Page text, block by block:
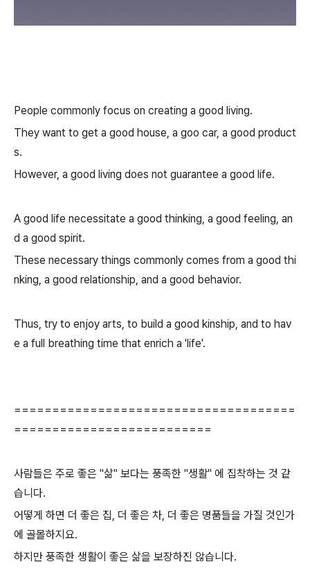
People commonly focus on creating a good living.
They want to get a good house, a goo car, a good product
s.
However, a good living does not guarantee a good life.
A good life necessitate a good thinking, a good feeling, an
d a good spirit.
These necessary things commonly comes from a good thi
nking, a good relationship, and a good behavior.
Thus, try to enjoy arts, to build a good kinship, and to hav
e a full breathing time that enrich a 'life'.
=====================================
==========================
사람들은 주로 좋은 "삶" 보다는 풍족한 "생활" 에 집착하는 것 같
습니다.
어떻게 하면 더 좋은 집, 더 좋은 차, 더 좋은 명품들을 가질 것인가
에 골몰하지요.
하지만 풍족한 생활이 좋은 삶을 보장하진 않습니다.